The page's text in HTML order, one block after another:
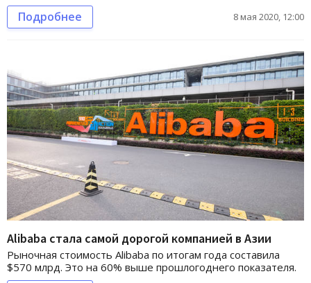
Подробнее 8 мая 2020, 12:00
Alibaba стала самой дорогой компанией в Азии
Рыночная стоимость Alibaba по итогам года составила
$570 млрд. Это на 60% выше прошлогоднего показателя.